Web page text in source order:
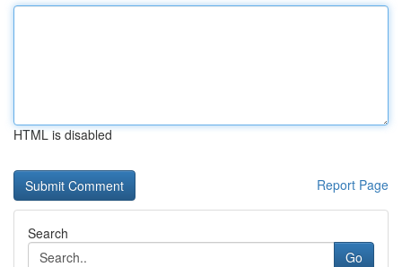
HTML is disabled
Report Page
Search
Go